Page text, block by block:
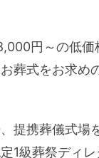
円～の低価
葬式をお求め
提携葬儀式場
1級葬祭ディ